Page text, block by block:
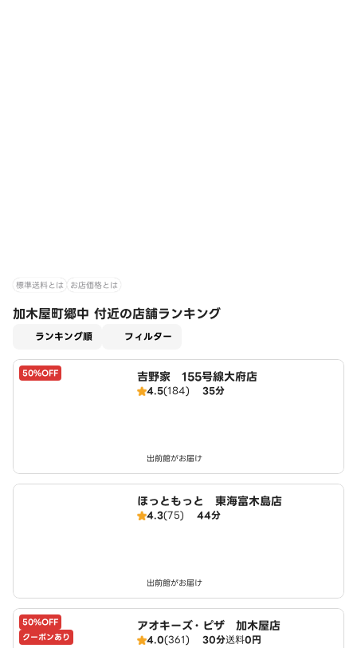
標準送料とは お店価格とは
加木屋町郷中 付近の店舗ランキング
ランキング順 フィルター
50%OFF 吉野家 155号線大府店
4.5(184) 35分
出前館がお届け
ほっともっと 東海富木島店
4.3(75) 44分
出前館がお届け
50%OFF
クーポンあり
アオキーズ・ピザ 加木屋店
4.0(361) 30分送料0円